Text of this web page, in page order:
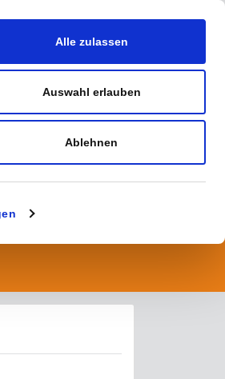
Alle zulassen
Auswahl erlauben
Ablehnen